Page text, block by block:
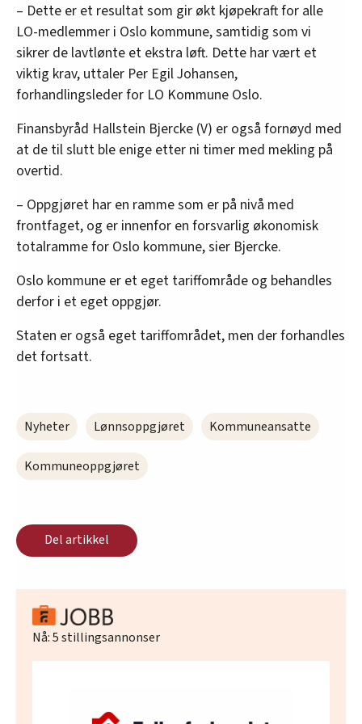
oversikten lengre ned på denne siden.
– Dette er et resultat som gir økt kjøpekraft for alle
LO-medlemmer i Oslo kommune, samtidig som vi
sikrer de lavtlønte et ekstra løft. Dette har vært et
viktig krav, uttaler Per Egil Johansen,
forhandlingsleder for LO Kommune Oslo.
Finansbyråd Hallstein Bjercke (V) er også fornøyd med
at de til slutt ble enige etter ni timer med mekling på
overtid.
– Oppgjøret har en ramme som er på nivå med
frontfaget, og er innenfor en forsvarlig økonomisk
totalramme for Oslo kommune, sier Bjercke.
Oslo kommune er et eget tariffområde og behandles
derfor i et eget oppgjør.
Staten er også eget tariffområdet, men der forhandles
det fortsatt.
Nyheter Lønnsoppgjøret Kommuneansatte
Kommuneoppgjøret
Del artikkel
Nå:5stillingsannonser